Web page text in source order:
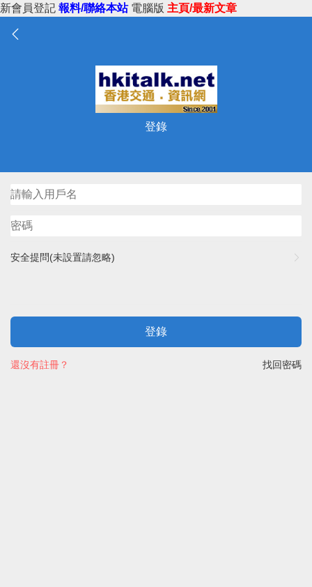
新會員登記 報料/聯絡本站 電腦版 主頁/最新文章
登錄
安全提問(未設置請忽略)
登錄
找回密碼
還沒有註冊？